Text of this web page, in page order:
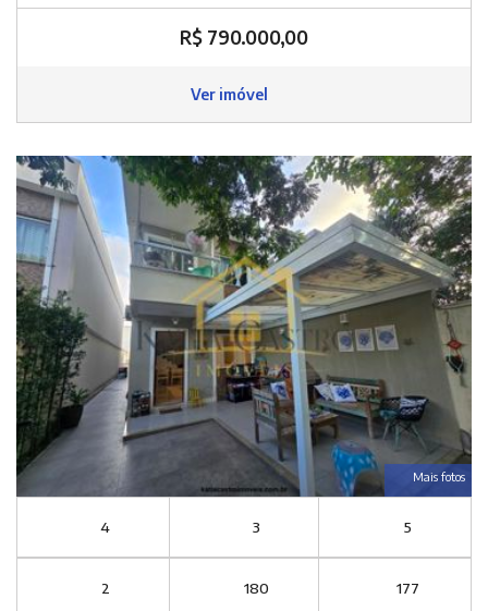
R$ 790.000,00
Ver imóvel
Mais fotos
4 3 5
2 180 177